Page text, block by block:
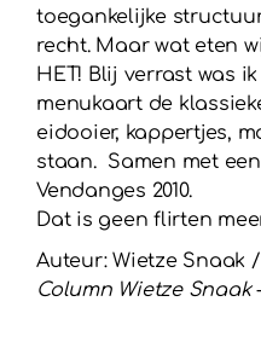
toegankelijke
recht. Maar wat eten
HET! Blij verrast was
menukaart de klassieke
eidooier, kappertjes,
staan. Samen met
Vendanges 2010.
Dat is geen flirten
Auteur: Wietze Snaak
Column Wietze Snaak